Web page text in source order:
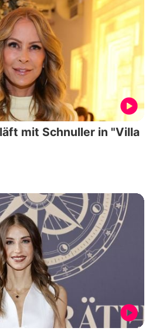
mit Schnuller in "Villa